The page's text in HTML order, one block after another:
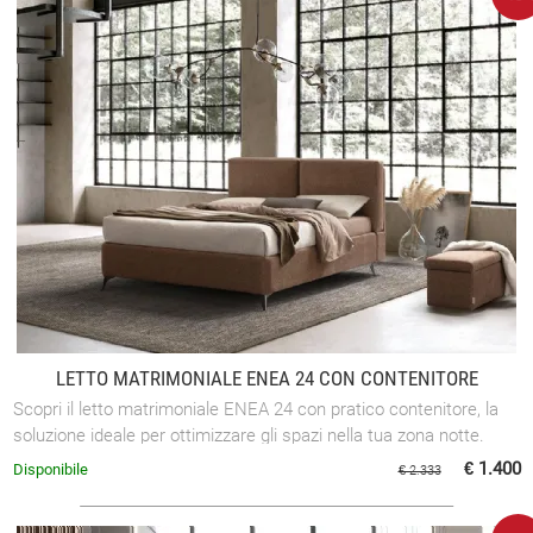
LETTO MATRIMONIALE ENEA 24 CON CONTENITORE
Scopri il letto matrimoniale ENEA 24 con pratico contenitore, la
soluzione ideale per ottimizzare gli spazi nella tua zona notte.
€ 2.333 € 1.400
Disponibile